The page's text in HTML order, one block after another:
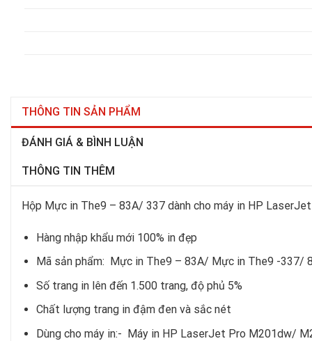
THÔNG TIN SẢN PHẨM
ĐÁNH GIÁ & BÌNH LUẬN
THÔNG TIN THÊM
Hộp Mực in The9 – 83A/ 337 dành cho máy in HP
Hàng nhập khẩu mới 100% in đẹp
Mã sản phẩm: Mực in The9 – 83A/ Mực in The9 -337/
Số trang in lên đến 1.500 trang, độ phủ 5%
Chất lượng trang in đậm đen và sắc nét
Dùng cho máy in:- Máy in HP LaserJet Pro M201dw/